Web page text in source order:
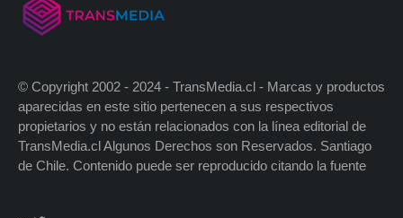
© Copyright 2002 - 2024 - TransMedia.cl - Marcas y productos
aparecidas en este sitio pertenecen a sus respectivos
propietarios y no están relacionados con la línea editorial de
TransMedia.cl Algunos Derechos son Reservados. Santiago
de Chile. Contenido puede ser reproducido citando la fuente